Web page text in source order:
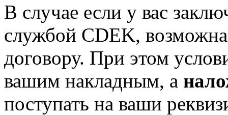
В случае если у вас
службой CDEK,
договору. При этом
вашим накладным, а
поступать на ваши